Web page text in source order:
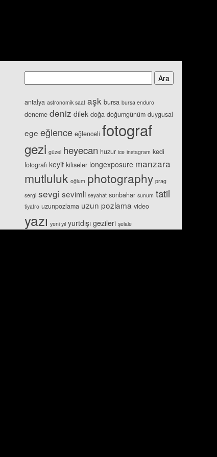
antalya astronomik saat aşk bursa bursa enduro
deneme deniz dilek doğa doğumgünüm duygusal
ege eğlence eğlenceli fotograf
gezi güzel heyecan huzur ice instagram kedi
fotografı keyif kiliseler longexposure manzara
mutluluk oğlum photography prag
sergi sevgi sevimli seyahat sonbahar sunum tatil
tiyatro uzunpozlama uzun pozlama video
yazı yeni yıl yurtdışı gezileri şelale